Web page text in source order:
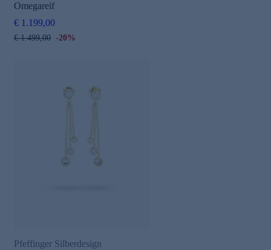
Omegareif
€ 1.199,00
€ 1.499,00 -20%
Pfeffinger Silberdesign